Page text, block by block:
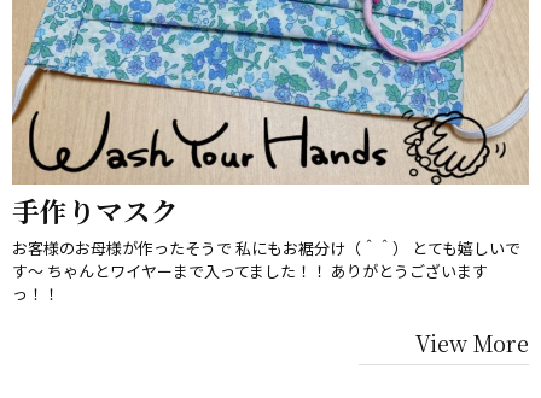
手作りマスク
お客様のお母様が作ったそうで 私にもお裾分け（＾＾） とても嬉しいで
す〜 ちゃんとワイヤーまで入ってました！！ ありがとうございます
っ！！
View More